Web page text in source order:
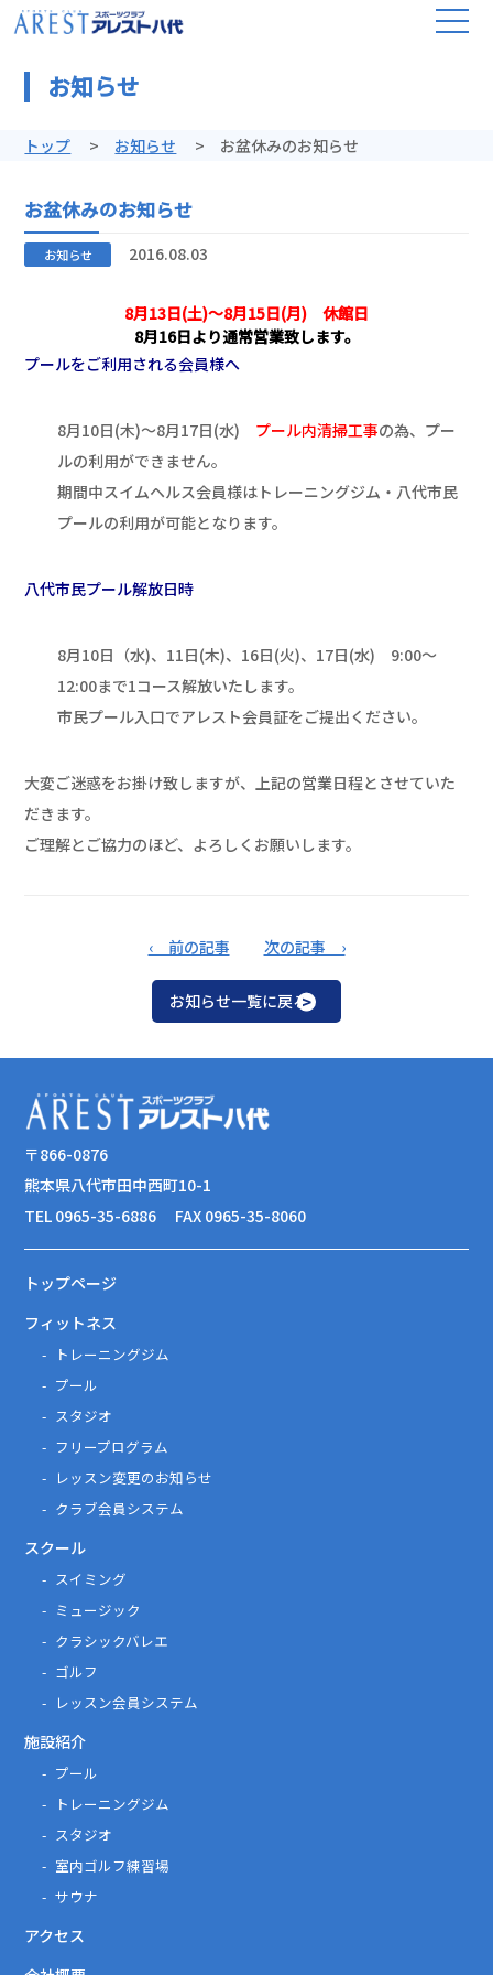
お知らせ
トップ お知らせ お盆休みのお知らせ
お盆休みのお知らせ
お知らせ 2016.08.03
8月13日(土)～8月15日(月) 休館日
8月16日より通常営業致します。
プールをご利用される会員様へ
8月10日(木)～8月17日(水) プール内清掃工事の為、プー
ルの利用ができません。
期間中スイムヘルス会員様はトレーニングジム・八代市民
プールの利用が可能となります。
八代市民プール解放日時
8月10日（水)、11日(木)、16日(火)、17日(水) 9:00～
12:00まで1コース解放いたします。
市民プール入口でアレスト会員証をご提出ください。
大変ご迷惑をお掛け致しますが、上記の営業日程とさせていた
だきます。
ご理解とご協力のほど、よろしくお願いします。
‹ 前の記事 次の記事 ›
お知らせ一覧に戻る
〒866-0876
熊本県八代市田中西町10-1
TEL 0965-35-6886
FAX 0965-35-8060
トップページ
フィットネス
トレーニングジム
プール
スタジオ
フリープログラム
レッスン変更のお知らせ
クラブ会員システム
スクール
スイミング
ミュージック
クラシックバレエ
ゴルフ
レッスン会員システム
施設紹介
プール
トレーニングジム
スタジオ
室内ゴルフ練習場
サウナ
アクセス